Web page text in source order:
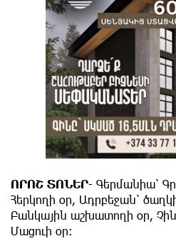
ՈՐՈՇ ՏՈՆԵՐ- Գերմանիա՝
Հերկողի օր, Ադրբեջան՝
Բանկային աշխատողի օր,
Մացուի օր: